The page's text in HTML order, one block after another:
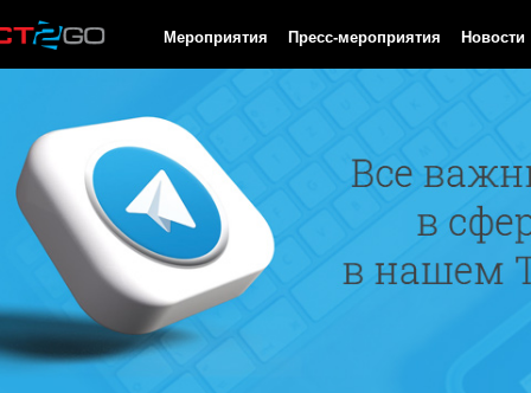
Мероприятия Пресс-мероприятия Новости